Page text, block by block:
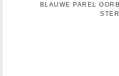
BLAUWE PAREL